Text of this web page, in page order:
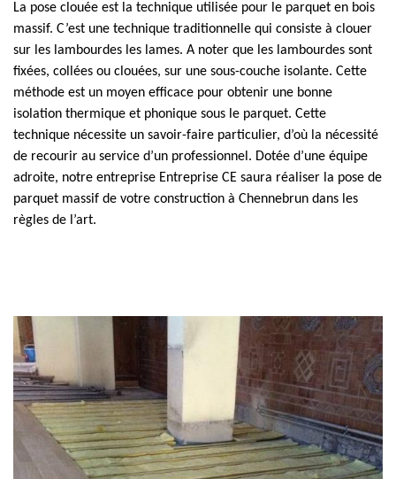
La pose clouée est la technique utilisée pour le parquet en bois
massif. C’est une technique traditionnelle qui consiste à clouer
sur les lambourdes les lames. A noter que les lambourdes sont
fixées, collées ou clouées, sur une sous-couche isolante. Cette
méthode est un moyen efficace pour obtenir une bonne
isolation thermique et phonique sous le parquet. Cette
technique nécessite un savoir-faire particulier, d’où la nécessité
de recourir au service d’un professionnel. Dotée d’une équipe
adroite, notre entreprise Entreprise CE saura réaliser la pose de
parquet massif de votre construction à Chennebrun dans les
règles de l’art.